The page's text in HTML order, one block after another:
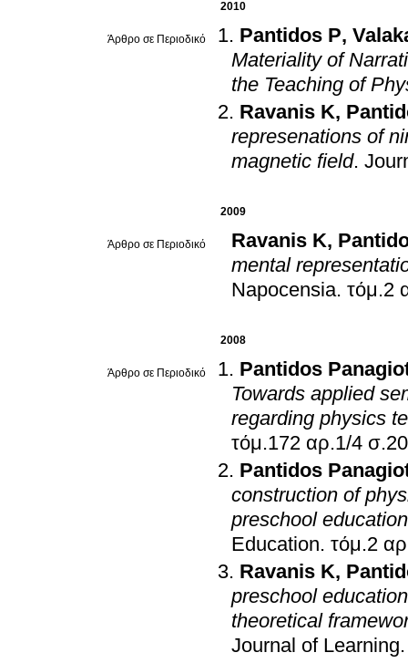
2010
Άρθρο σε Περιοδικό Pantidos P,
Materiality of
the Teaching of
Ravanis K,
represenations of
magnetic field.
2009
Άρθρο σε Περιοδικό Ravanis K,
mental
Napocensia. τόμ.2
2008
Άρθρο σε Περιοδικό
Pantidos
Towards applied
regarding physics
τόμ.172
Pantidos
construction of
preschool education
Education. τόμ.2
Ravanis K,
preschool
theoretical
Journal of Learning